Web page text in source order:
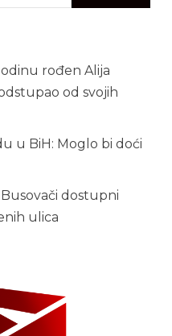
rođen Alija
od svojih
u BiH: Moglo bi doći
dostupni
ulica